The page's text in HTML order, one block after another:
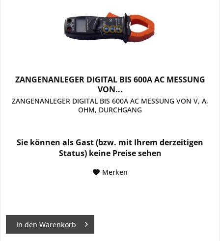
ZANGENANLEGER DIGITAL BIS 600A AC MESSUNG
VON...
ZANGENANLEGER DIGITAL BIS 600A AC MESSUNG VON V, A,
OHM, DURCHGANG
Sie können als Gast (bzw. mit Ihrem derzeitigen
Status) keine Preise sehen
Merken
In den Warenkorb